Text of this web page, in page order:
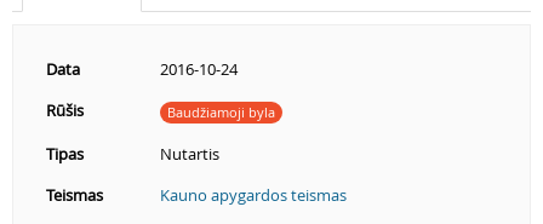
Data
2016-10-24
Rūšis
Baudžiamoji byla
Tipas
Nutartis
Teismas
Kauno apygardos teismas